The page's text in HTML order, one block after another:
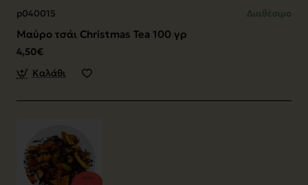
p040015 Διαθέσιμο
Μαύρο τσάι Christmas Tea 100 γρ
4,50€
Καλάθι